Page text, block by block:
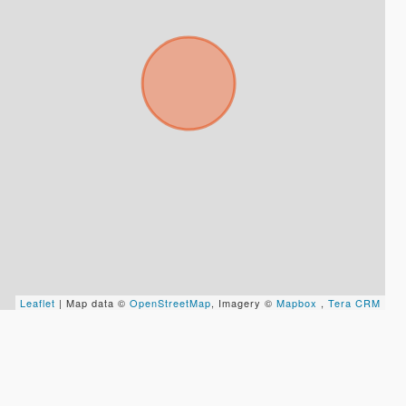
Leaflet | Map data © OpenStreetMap, Imagery © Mapbox , Tera CRM